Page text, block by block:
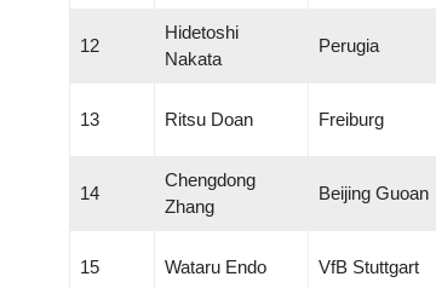
12
Hidetoshi
Nakata
Perugia
13 Ritsu Doan Freiburg
14
Chengdong
Zhang
Beijing Guoan
15 Wataru Endo VfB Stuttgart